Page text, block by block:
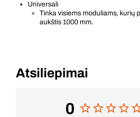
Universali
Tinka visiems moduliams, kurių
aukštis 1000 mm.
Atsiliepimai
0